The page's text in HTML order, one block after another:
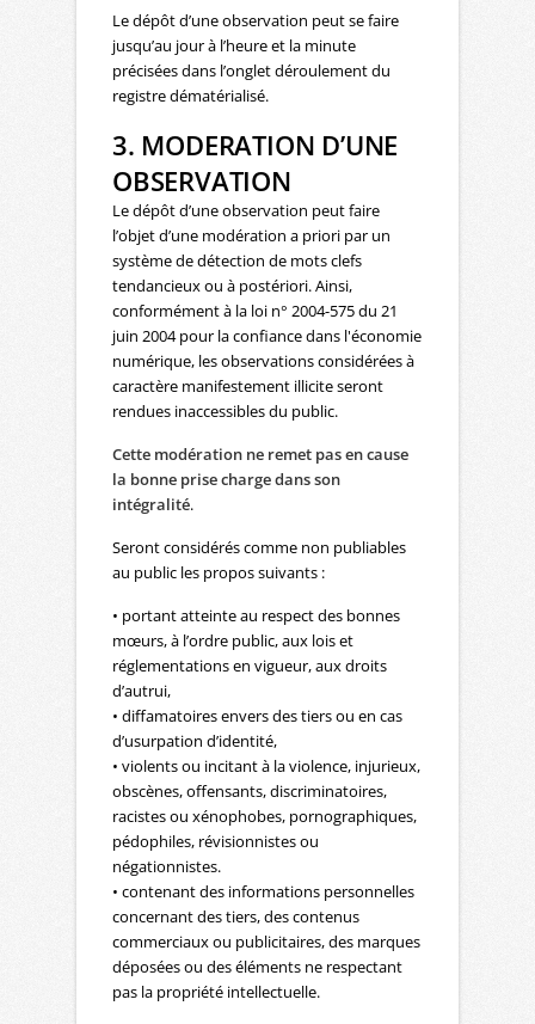
Le dépôt d’une observation peut se faire
jusqu’au jour à l’heure et la minute
précisées dans l’onglet déroulement du
registre dématérialisé.
3. MODERATION D’UNE
OBSERVATION
Le dépôt d’une observation peut faire
l’objet d’une modération a priori par un
système de détection de mots clefs
tendancieux ou à postériori. Ainsi,
conformément à la loi n° 2004-575 du 21
juin 2004 pour la confiance dans l'économie
numérique, les observations considérées à
caractère manifestement illicite seront
rendues inaccessibles du public.
Cette modération ne remet pas en cause
la bonne prise charge dans son
intégralité.
Seront considérés comme non publiables
au public les propos suivants :
• portant atteinte au respect des bonnes
mœurs, à l’ordre public, aux lois et
réglementations en vigueur, aux droits
d’autrui,
• diffamatoires envers des tiers ou en cas
d’usurpation d’identité,
• violents ou incitant à la violence, injurieux,
obscènes, offensants, discriminatoires,
racistes ou xénophobes, pornographiques,
pédophiles, révisionnistes ou
négationnistes.
• contenant des informations personnelles
concernant des tiers, des contenus
commerciaux ou publicitaires, des marques
déposées ou des éléments ne respectant
pas la propriété intellectuelle.